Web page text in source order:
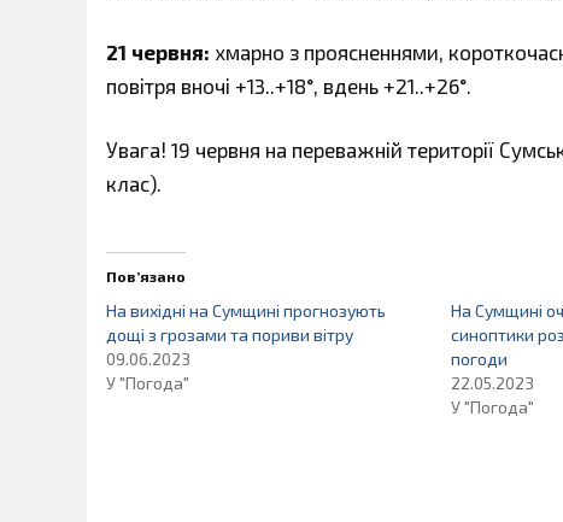
21 червня: хмарно з проясненнями,
повітря вночі +13..+18°, вдень +21..+26°.
Увага! 19 червня на переважній території
клас).
Пов’язано
На вихідні на Сумщині прогнозують
дощі з грозами та пориви вітру
09.06.2023
У "Погода"
На Сумщині
синоптики
погоди
22.05.2023
У "Погода"